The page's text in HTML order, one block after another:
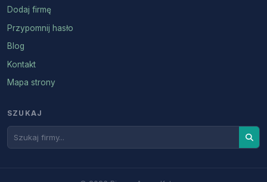
Dodaj firmę
Przypomnij hasło
Blog
Kontakt
Mapa strony
SZUKAJ